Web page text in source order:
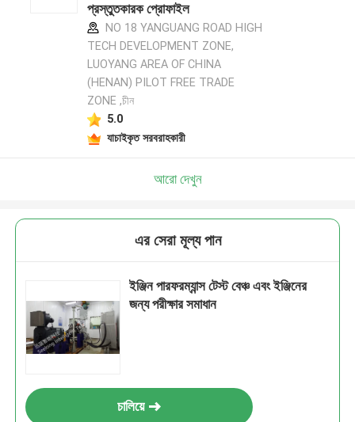
প্রস্তুতকারক প্রোফাইল
NO 18 YANGUANG ROAD HIGH
TECH DEVELOPMENT ZONE,
LUOYANG AREA OF CHINA
(HENAN) PILOT FREE TRADE
ZONE ,চীন
5.0
যাচাইকৃত সরবরাহকারী
আরো দেখুন
এর সেরা মূল্য পান
ইঞ্জিন পারফরম্যান্স টেস্ট বেঞ্চ এবং ইঞ্জিনের
জন্য পরীক্ষার সমাধান
চালিয়ে